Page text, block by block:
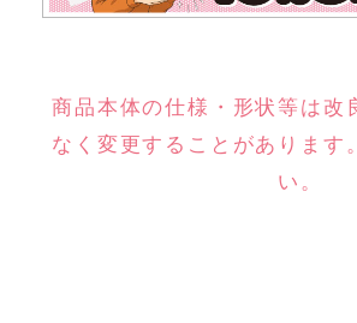
商品本体の仕様・形状等は改
なく変更することがあります
い。